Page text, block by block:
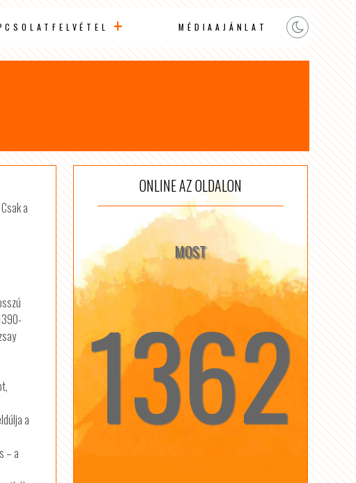
MÉDIAAJÁNLAT
a
a
– a
ONLINE AZ OLDALON
MOST
☆ 1362 ☆